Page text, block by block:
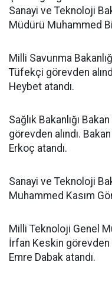
Sanayi ve Teknoloji
Müdürü Muhammed
Milli Savunma
Tüfekçi görevden
Heybet atandı.
Sağlık Bakanlığı
görevden alındı.
Erkoç atandı.
Sanayi ve Teknoloji
Muhammed Kasım
Milli Teknoloji Genel
İrfan Keskin görevden
Emre Dabak atandı.